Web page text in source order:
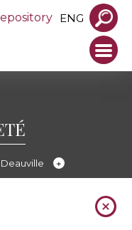
ENG
Deauville